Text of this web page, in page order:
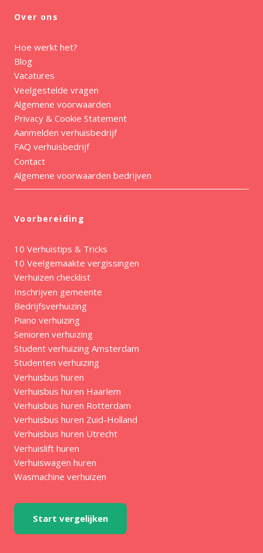
Over ons
Hoe werkt het?
Blog
Vacatures
Veelgestelde vragen
Algemene voorwaarden
Privacy & Cookie Statement
Aanmelden verhuisbedrijf
FAQ verhuisbedrijf
Contact
Algemene voorwaarden bedrijven
Voorbereiding
10 Verhuistips & Tricks
10 Veelgemaakte vergissingen
Verhuizen checklist
Inschrijven gemeente
Bedrijfsverhuizing
Piano verhuizing
Senioren verhuizing
Student verhuizing Amsterdam
Studenten verhuizing
Verhuisbus huren
Verhuisbus huren Haarlem
Verhuisbus huren Rotterdam
Verhuisbus huren Zuid-Holland
Verhuisbus huren Utrecht
Verhuislift huren
Verhuiswagen huren
Wasmachine verhuizen
Start vergelijken